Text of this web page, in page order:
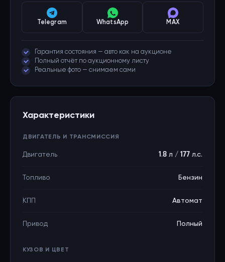
Telegram WhatsApp MAX
Гарантия состояния — авто как на аукционе
Полный отчёт по аукционному листу
Реальные фото — снимаем сами
Характеристики
ДВИГАТЕЛЬ И ТРАНСМИССИЯ
Двигатель 1.8 л / 177 л.с.
Топливо Бензин
КПП Автомат
Привод Полный
КУЗОВ И ЦВЕТ